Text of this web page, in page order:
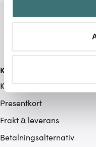
kan ha en
Identifiera din
Ta reda på mer om hur
Du kan ändra eller dra
Vi använder cookies för
ska anpassas efter det
hemsidan ännu bättre.
Kundservice
Kontakta oss / FAQ
Presentkort
Frakt & leverans
Betalningsalternativ